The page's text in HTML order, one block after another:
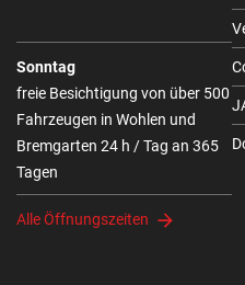
Sonntag
freie Besichtigung von über 500
Fahrzeugen in Wohlen und
Bremgarten 24 h / Tag an 365
Tagen
Alle Öffnungszeiten